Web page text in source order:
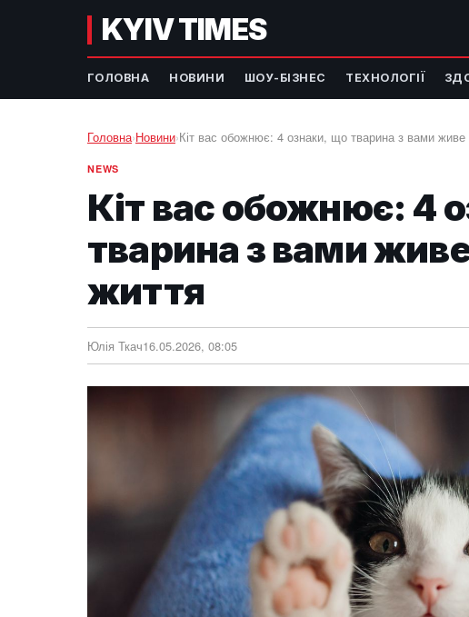
KYIV TIMES
ГОЛОВНА НОВИНИ ШОУ-БІЗНЕС ТЕХНОЛОГІЇ
Головна›Новини›Кіт вас обожнює: 4 ознаки, що тварина з вами
NEWS
Кіт вас обожнює: 4
тварина з вами
життя
Юлія Ткач16.05.2026, 08:05